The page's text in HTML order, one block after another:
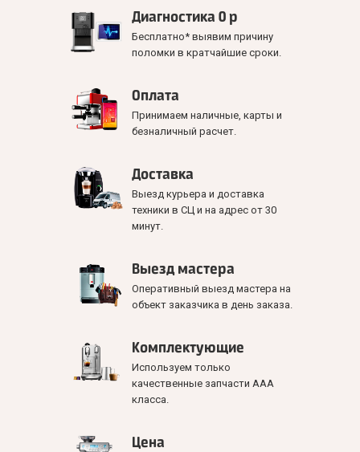
Диагностика 0 р
Бесплатно* выявим причину
поломки в кратчайшие сроки.
Оплата
Принимаем наличные, карты и
безналичный расчет.
Доставка
Выезд курьера и доставка
техники в СЦ и на адрес от 30
минут.
Выезд мастера
Оперативный выезд мастера на
объект заказчика в день заказа.
Комплектующие
Используем только
качественные запчасти ААА
класса.
Цена